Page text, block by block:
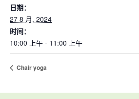
日期：
27 8 月, 2024
时间：
10:00 上午 - 11:00 上午
Chair yoga